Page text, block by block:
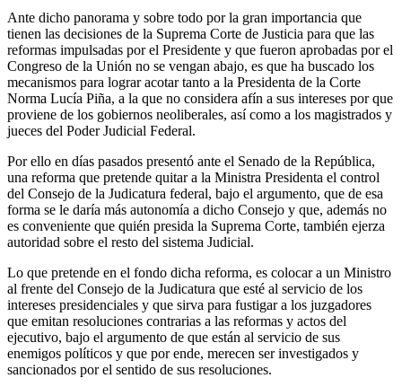
Ante dicho panorama y sobre todo por la gran importancia que
tienen las decisiones de la Suprema Corte de Justicia para que las
reformas impulsadas por el Presidente y que fueron aprobadas por el
Congreso de la Unión no se vengan abajo, es que ha buscado los
mecanismos para lograr acotar tanto a la Presidenta de la Corte
Norma Lucía Piña, a la que no considera afín a sus intereses por que
proviene de los gobiernos neoliberales, así como a los magistrados y
jueces del Poder Judicial Federal.
Por ello en días pasados presentó ante el Senado de la República,
una reforma que pretende quitar a la Ministra Presidenta el control
del Consejo de la Judicatura federal, bajo el argumento, que de esa
forma se le daría más autonomía a dicho Consejo y que, además no
es conveniente que quién presida la Suprema Corte, también ejerza
autoridad sobre el resto del sistema Judicial.
Lo que pretende en el fondo dicha reforma, es colocar a un Ministro
al frente del Consejo de la Judicatura que esté al servicio de los
intereses presidenciales y que sirva para fustigar a los juzgadores
que emitan resoluciones contrarias a las reformas y actos del
ejecutivo, bajo el argumento de que están al servicio de sus
enemigos políticos y que por ende, merecen ser investigados y
sancionados por el sentido de sus resoluciones.